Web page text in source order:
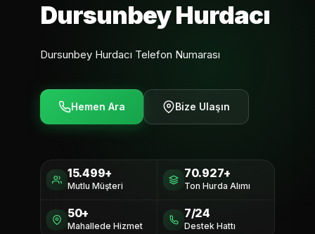
Dursunbey Hurdacı
Dursunbey Hurdacı Telefon Numarası
Hemen Ara Bize Ulaşın
15.499+
Mutlu Müşteri
70.927+
Ton Hurda Alımı
50+
Mahallede Hizmet
7/24
Destek Hattı